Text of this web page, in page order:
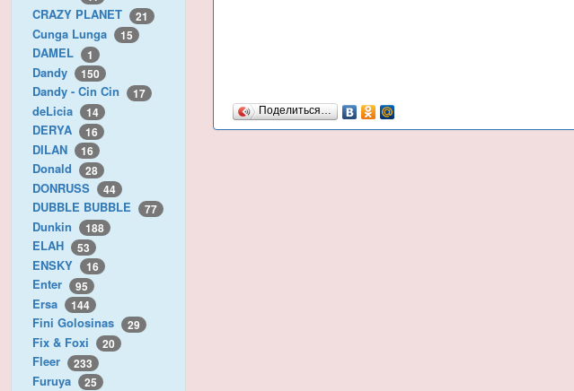
CRAZY PLANET 21
Cunga Lunga 15
DAMEL 1
Dandy 150
Dandy - Cin Cin 17
deLicia 14
DERYA 16
DILAN 16
Donald 28
DONRUSS 44
DUBBLE BUBBLE 77
Dunkin 188
ELAH 53
ENSKY 16
Enter 95
Ersa 144
Fini Golosinas 29
Fix & Foxi 20
Fleer 233
Furuya 25
Поделиться…